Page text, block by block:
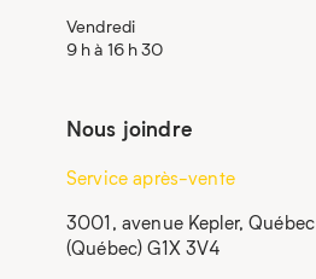
Vendredi
9 h à 16 h 30
Nous joindre
Service après-vente
3001, avenue Kepler, Québec
(Québec) G1X 3V4